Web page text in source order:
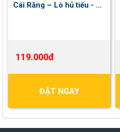
Cái Răng – Lò hủ tiếu - Lò
119.000đ
ĐẶT NGAY